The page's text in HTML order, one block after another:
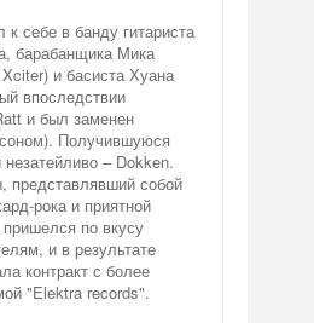
к себе в банду гитариста
барабанщика Мика
и басиста Хуана
впоследствии
и был заменен
Получившуюся
незатейливо – Dokken.
представлявший собой
рока и приятной
по вкусу
и в результате
контракт с более
"Elektra records".